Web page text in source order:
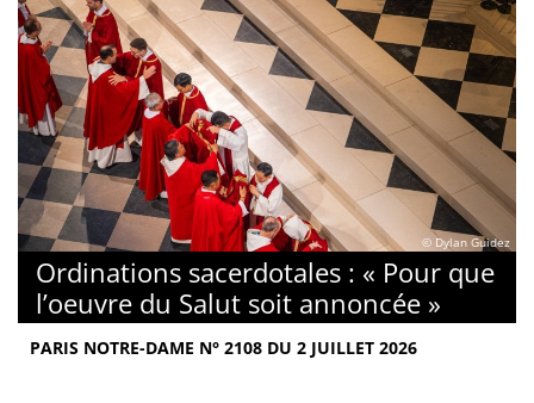
© Dylan Guidez
Ordinations sacerdotales : « Pour que
l’oeuvre du Salut soit annoncée »
PARIS NOTRE-DAME N° 2108 DU 2 JUILLET 2026